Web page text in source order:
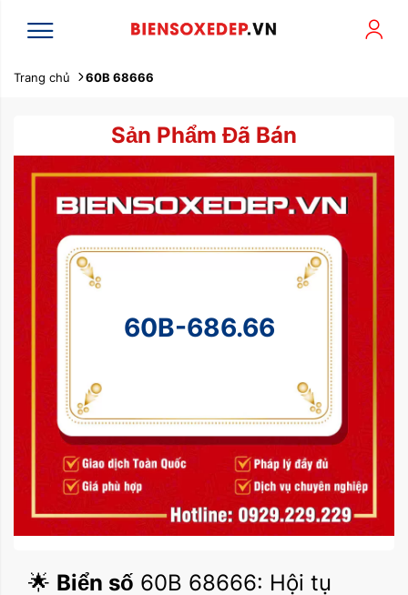
Trang chủ 60B 68666
Sản Phẩm Đã Bán
60B-686.66
🌟 Biển số 60B 68666: Hội tụ